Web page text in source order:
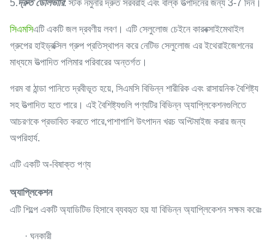
5.দ্রুত ডেলিভারি: স্টক নমুনার দ্রুত সরবরাহ এবং বাল্ক উত্পাদনের জন্য 3-7 দিন।
সিএমসিএটি একটি জল দ্রবণীয় লবণ। এটি সেলুলোজ চেইনে কারবক্সাইমেথাইল
গ্রুপের হাইড্রক্সিল গ্রুপ প্রতিস্থাপন করে নেটিভ সেলুলোজ এর ইথেরাইজেশনের
মাধ্যমে উত্পাদিত পলিমার পরিবারের অন্তর্গত।
গরম বা ঠান্ডা পানিতে দ্রবীভূত হয়ে, সিএমসি বিভিন্ন শারীরিক এবং রাসায়নিক বৈশিষ্ট্য
সহ উত্পাদিত হতে পারে। এই বৈশিষ্ট্যগুলি পণ্যটির বিভিন্ন অ্যাপ্লিকেশনগুলিতে
আচরণকে প্রভাবিত করতে পারে,পাশাপাশি উৎপাদন খরচ অপ্টিমাইজ করার জন্য
অপরিহার্য.
এটি একটি অ-বিষাক্ত পণ্য
অ্যাপ্লিকেশন
এটি শিল্পে একটি অ্যাডিটিভ হিসাবে ব্যবহৃত হয় যা বিভিন্ন অ্যাপ্লিকেশন সক্ষম করেঃ
· ঘনকারী